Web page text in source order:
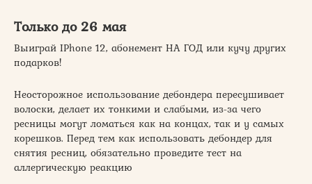
Только до 26 мая
Выиграй IPhone 12, абонемент НА ГОД или кучу других
подарков!
Неосторожное использование дебондера пересушивает
волоски, делает их тонкими и слабыми, из-за чего
ресницы могут ломаться как на концах, так и у самых
корешков. Перед тем как использовать дебондер для
снятия ресниц, обязательно проведите тест на
аллергическую реакцию